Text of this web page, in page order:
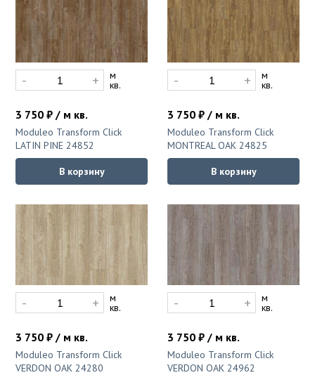
3 750 ₽ / м кв.
Moduleo Transform Click
LATIN PINE 24852
- + м
кв.
В корзину
3 750 ₽ / м кв.
Moduleo Transform Click
MONTREAL OAK 24825
- + м
кв.
В корзину
3 750 ₽ / м кв.
Moduleo Transform Click
VERDON OAK 24280
- + м
кв.
3 750 ₽ / м кв.
Moduleo Transform Click
VERDON OAK 24962
- + м
кв.